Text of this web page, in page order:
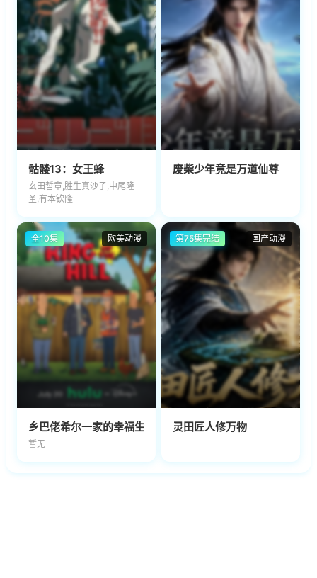
骷髅13：女王蜂
玄田哲章,胜生真沙子,中尾隆
圣,有本钦隆
废柴少年竟是万道仙尊
欧美动漫
全10集
乡巴佬希尔一家的幸福生活第十五季
暂无
国产动漫
第75集完结
灵田匠人修万物